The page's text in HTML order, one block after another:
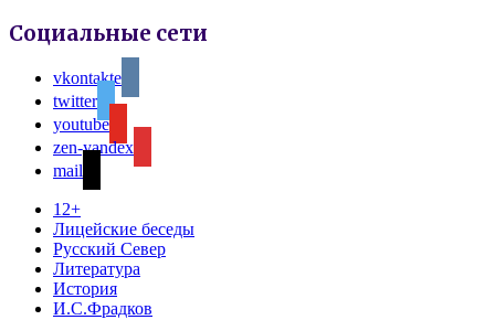
Социальные сети
vkontakte
twitter
youtube
zen-yandex
mail
12+
Лицейские беседы
Русский Север
Литература
История
И.С.Фрадков